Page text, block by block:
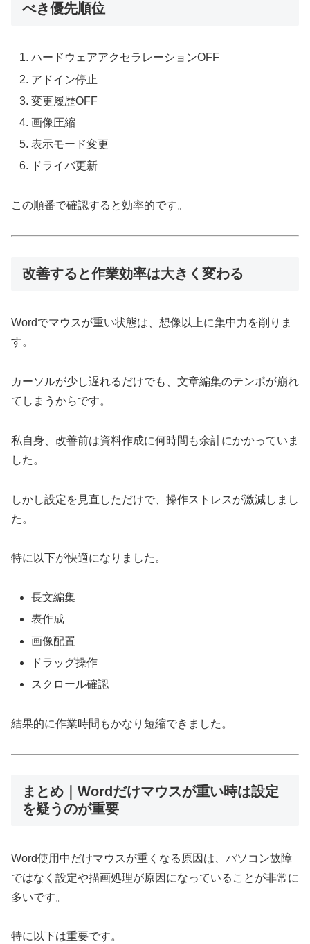
べき優先順位
ハードウェアアクセラレーションOFF
アドイン停止
変更履歴OFF
画像圧縮
表示モード変更
ドライバ更新
この順番で確認すると効率的です。
改善すると作業効率は大きく変わる
Wordでマウスが重い状態は、想像以上に集中力を削りま
す。
カーソルが少し遅れるだけでも、文章編集のテンポが崩れ
てしまうからです。
私自身、改善前は資料作成に何時間も余計にかかっていま
した。
しかし設定を見直しただけで、操作ストレスが激減しまし
た。
特に以下が快適になりました。
長文編集
表作成
画像配置
ドラッグ操作
スクロール確認
結果的に作業時間もかなり短縮できました。
まとめ｜Wordだけマウスが重い時は設定
を疑うのが重要
Word使用中だけマウスが重くなる原因は、パソコン故障
ではなく設定や描画処理が原因になっていることが非常に
多いです。
特に以下は重要です。